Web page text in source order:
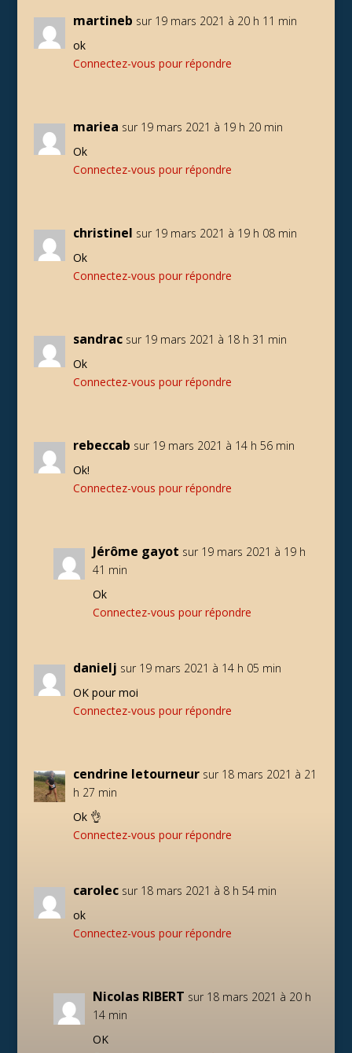
martineb sur 19 mars 2021 à 20 h 11 min
ok
Connectez-vous pour répondre
mariea sur 19 mars 2021 à 19 h 20 min
Ok
Connectez-vous pour répondre
christinel sur 19 mars 2021 à 19 h 08 min
Ok
Connectez-vous pour répondre
sandrac sur 19 mars 2021 à 18 h 31 min
Ok
Connectez-vous pour répondre
rebeccab sur 19 mars 2021 à 14 h 56 min
Ok!
Connectez-vous pour répondre
Jérôme gayot sur 19 mars 2021 à 19 h
41 min
Ok
Connectez-vous pour répondre
danielj sur 19 mars 2021 à 14 h 05 min
OK pour moi
Connectez-vous pour répondre
cendrine letourneur sur 18 mars 2021 à 21
h 27 min
Ok 👌
Connectez-vous pour répondre
carolec sur 18 mars 2021 à 8 h 54 min
ok
Connectez-vous pour répondre
Nicolas RIBERT sur 18 mars 2021 à 20 h
14 min
OK